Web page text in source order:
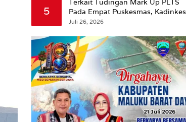
5
Terkait Tudingan Mark Up PLTS
Pada Empat Puskesmas, Kadinkes
Ambon Beri Klarifikasi.
Juli 26, 2026